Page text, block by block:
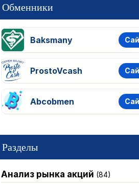
Обменники
Baksmany
ProstoVcash
Abcobmen
Разделы
Анализ рынка акций (84)